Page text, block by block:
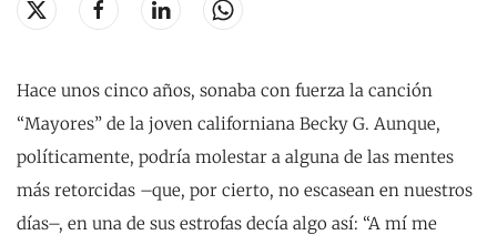
Hace unos cinco años, sonaba con fuerza la canción
“Mayores” de la joven californiana Becky G. Aunque,
políticamente, podría molestar a alguna de las mentes
más retorcidas –que, por cierto, no escasean en nuestros
días–, en una de sus estrofas decía algo así: “A mí me